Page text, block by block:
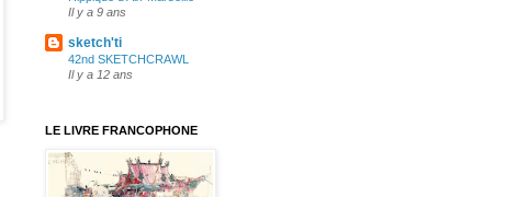
Il y a 9 ans
sketch'ti
42nd SKETCHCRAWL
Il y a 12 ans
LE LIVRE FRANCOPHONE